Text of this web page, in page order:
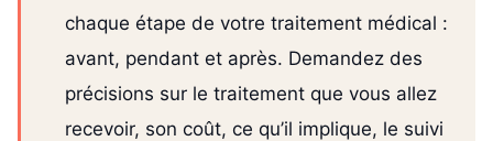
chaque étape de votre traitement médical :
avant, pendant et après. Demandez des
précisions sur le traitement que vous allez
recevoir, son coût, ce qu’il implique, le suivi